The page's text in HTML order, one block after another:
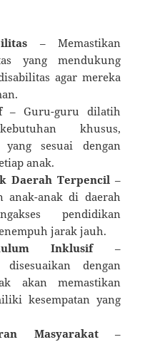
– Memastikan
yang mendukung
agar mereka
– Guru-guru dilatih
khusus,
sesuai dengan
anak.
Daerah Terpencil –
anak-anak di daerah
pendidikan
jarak jauh.
Inklusif–
dengan
akan memastikan
kesempatan yang
Masyarakat–